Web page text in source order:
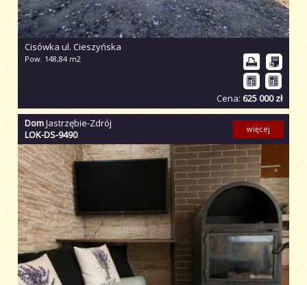
Cisówka ul. Cieszyńska
Pow. 148,84 m2
Cena: 625 000 zł
DomJastrzębie-Zdrój
LOK-DS-9490
więcej